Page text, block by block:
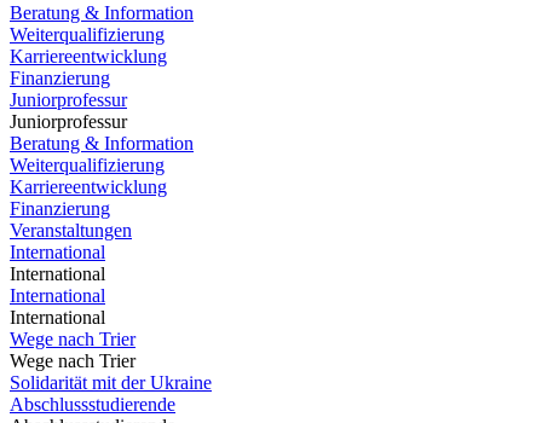
Beratung & Information
Weiterqualifizierung
Karriereentwicklung
Finanzierung
Juniorprofessur
Juniorprofessur
Beratung & Information
Weiterqualifizierung
Karriereentwicklung
Finanzierung
Veranstaltungen
International
International
International
International
Wege nach Trier
Wege nach Trier
Solidarität mit der Ukraine
Abschlussstudierende